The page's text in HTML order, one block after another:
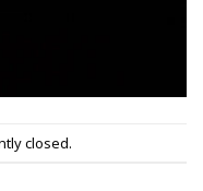
closed.